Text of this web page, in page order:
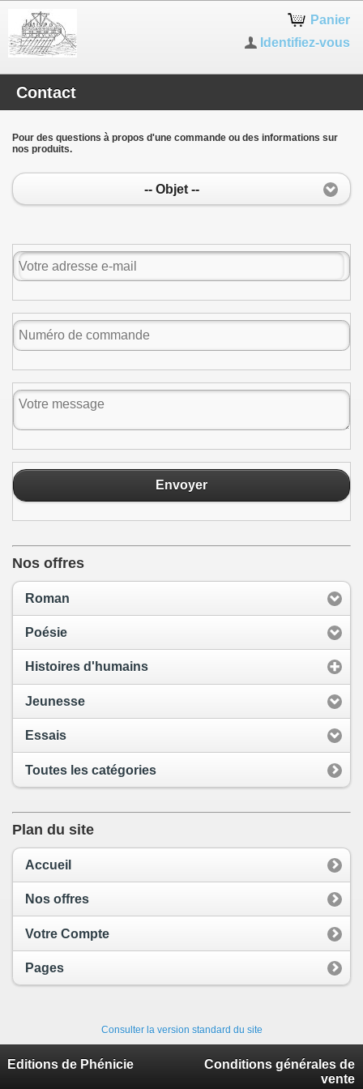
Panier
Identifiez-vous
Contact
Pour des questions à propos d'une commande ou des informations sur
nos produits.
-- Objet --
Envoyer
Nos offres
Roman
Poésie
Histoires d'humains
Jeunesse
Essais
Toutes les catégories
Plan du site
Accueil
Nos offres
Votre Compte
Pages
Consulter la version standard du site
Editions de Phénicie
Conditions générales de
vente